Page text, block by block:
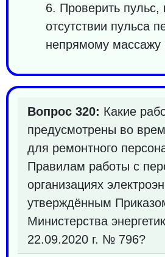
6. Проверить пульс,
отсутствии пульса
непрямому массажу
Вопрос 320: Какие
предусмотрены во
для ремонтного
Правилам работы с
организациях
утверждённым
Министерства
22.09.2020 г. № 796?